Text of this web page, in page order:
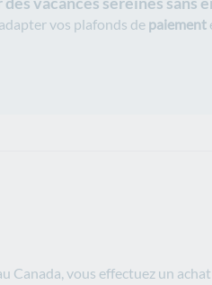
vos plafonds de paiement
Canada, vous effectuez un